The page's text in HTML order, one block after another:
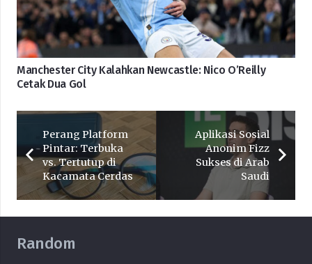
Manchester City Kalahkan Newcastle: Nico O’Reilly
Cetak Dua Gol
Perang Platform
Pintar: Terbuka
vs. Tertutup di
Kacamata Cerdas
Aplikasi Sosial
Anonim Fizz
Sukses di Arab
Saudi
Random